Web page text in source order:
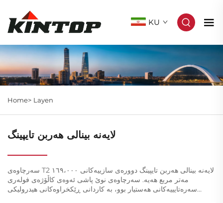
KU
Home> Layen
لایەنە بینالی هەربن تایپینگ
سەرچاوەی T2 لایەنە بینالی هەربن تایپینگ دوورەی سازییەکانی ١٦٩،٠٠٠
مەتر مربع هەیە. سەرچاوەی نوێ پاشی ئەوەی کاڵۆژەی فولەری
سەرەتایییەکانی هەستیار بوو، بە کاردانی ڕێکخراوەکانی هیدرولیکی